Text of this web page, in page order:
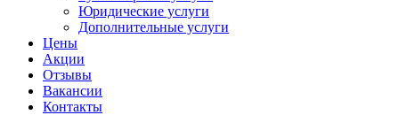
Юридические услуги
Дополнительные услуги
Цены
Акции
Отзывы
Вакансии
Контакты